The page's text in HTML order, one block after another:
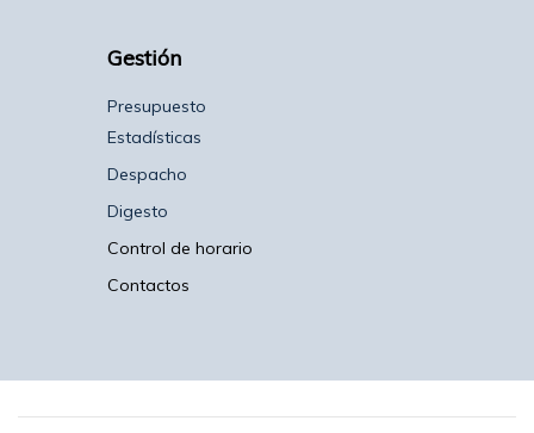
Gestión
Presupuesto
Estadísticas
Despacho
Digesto
Control de horario
Contactos